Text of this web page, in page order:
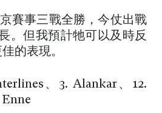
賽事三戰全勝，今仗出戰
。但我預計牠可以及時反
的表現。
、3. Alankar、12.
Enne